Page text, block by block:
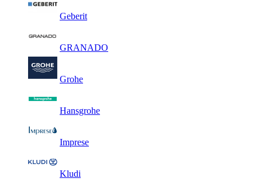
Geberit
GRANADO
Grohe
Hansgrohe
Imprese
Kludi